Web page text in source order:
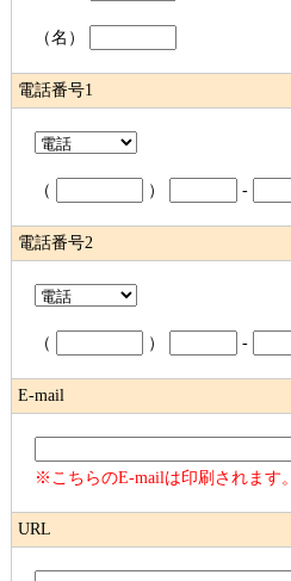
（名）
電話番号1
（ ） -
電話番号2
（ ） -
E-mail
※こちらのE-mailは印刷されます。
URL